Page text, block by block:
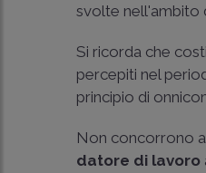
svolte nell'ambito
Si ricorda che
percepiti nel
principio di
Non concorrono
datore di lavoro